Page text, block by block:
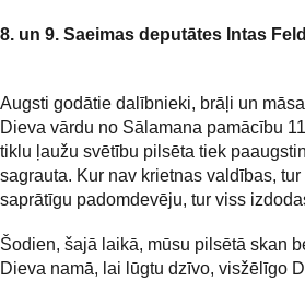
8. un 9. Saeimas deputātes Intas
Augsti godātie dalībnieki, brāļi un
Dieva vārdu no Sālamana pamācību
tiklu ļaužu svētību pilsēta tiek
sagrauta. Kur nav krietnas valdības,
saprātīgu padomdevēju, tur viss
Šodien, šajā laikā, mūsu pilsētā skan
Dieva namā, lai lūgtu dzīvo, visžēlīgo